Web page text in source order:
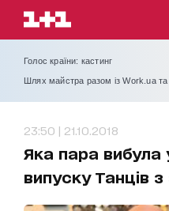
Голос країни: кастинг
Шлях майстра разом із Work.ua
23:50 | 21.10.2018
Яка пара вибула
випуску Танців з